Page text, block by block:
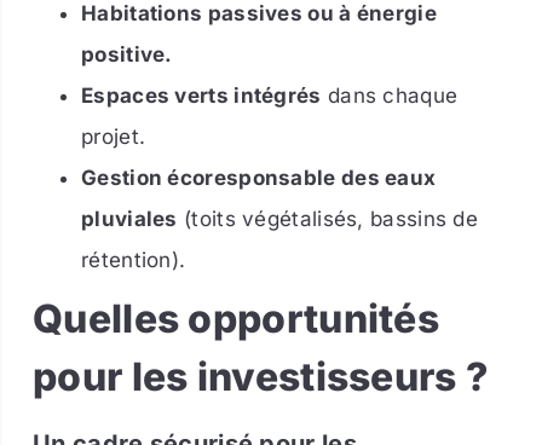
Habitations passives ou à énergie
positive.
Espaces verts intégrés dans chaque
projet.
Gestion écoresponsable des eaux
pluviales (toits végétalisés, bassins de
rétention).
Quelles opportunités
pour les investisseurs ?